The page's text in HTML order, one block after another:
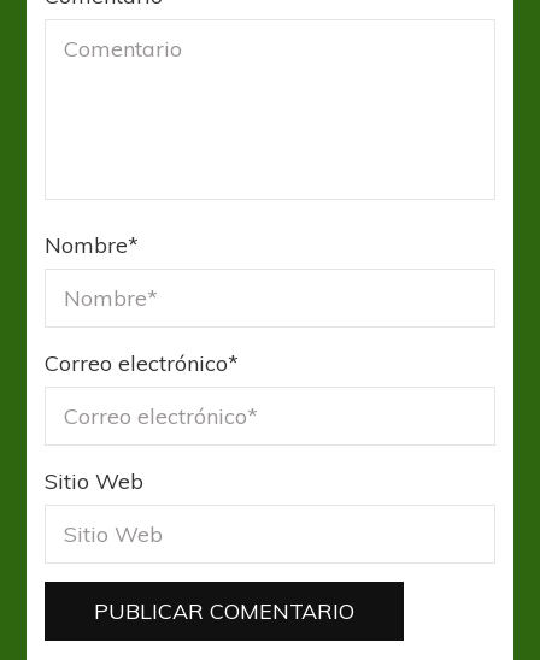
Nombre*
Correo electrónico*
Sitio Web